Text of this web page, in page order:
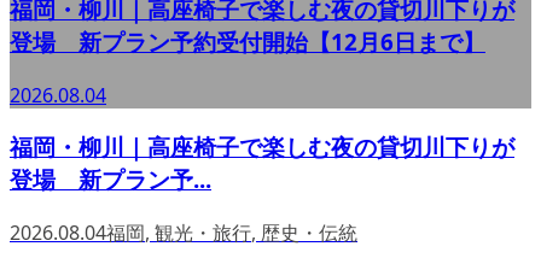
福岡・柳川｜高座椅子で楽しむ夜の貸切川下りが
登場 新プラン予約受付開始【12月6日まで】
2026.08.04
福岡・柳川｜高座椅子で楽しむ夜の貸切川下りが
登場 新プラン予...
2026.08.04福岡, 観光・旅行, 歴史・伝統